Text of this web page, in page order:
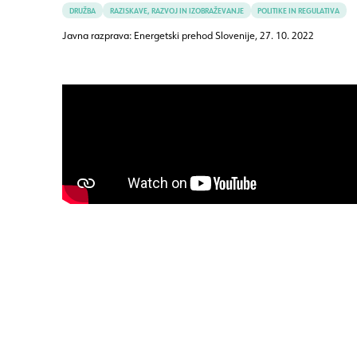
DRUŽBA RAZISKAVE, RAZVOJ IN IZOBRAŽEVANJE POLITIKE IN REGULATIVA
Javna razprava: Energetski prehod Slovenije,27. 10. 2022